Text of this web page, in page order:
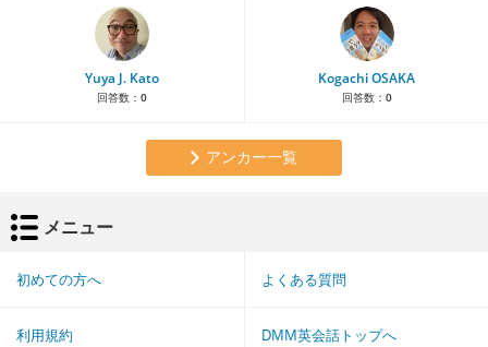
Yuya J. Kato
回答数： 0
Kogachi OSAKA
回答数： 0
アンカー一覧
メニュー
初めての方へ よくある質問
利用規約 DMM英会話トップへ